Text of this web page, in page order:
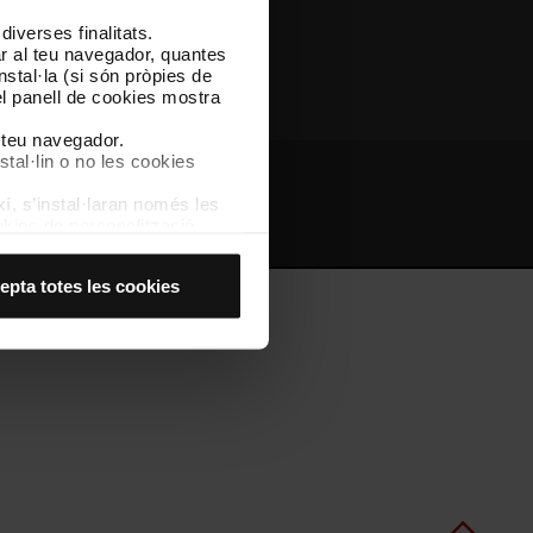
finalitats.
al teu navegador, quantes
(si són pròpies de
panell de cookies mostra
navegador.
o no les cookies
s’instal·laran només les
d’usuari.
totes les cookies
Altres webs de TMB
d'interès Intranet